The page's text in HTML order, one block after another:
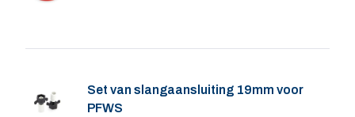
Set van slangaansluiting 19mm voor
PFWS